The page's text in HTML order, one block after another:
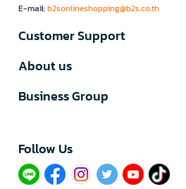
E-mail:b2sonlineshopping@b2s.co.th
Customer Support
About us
Business Group
Follow Us​